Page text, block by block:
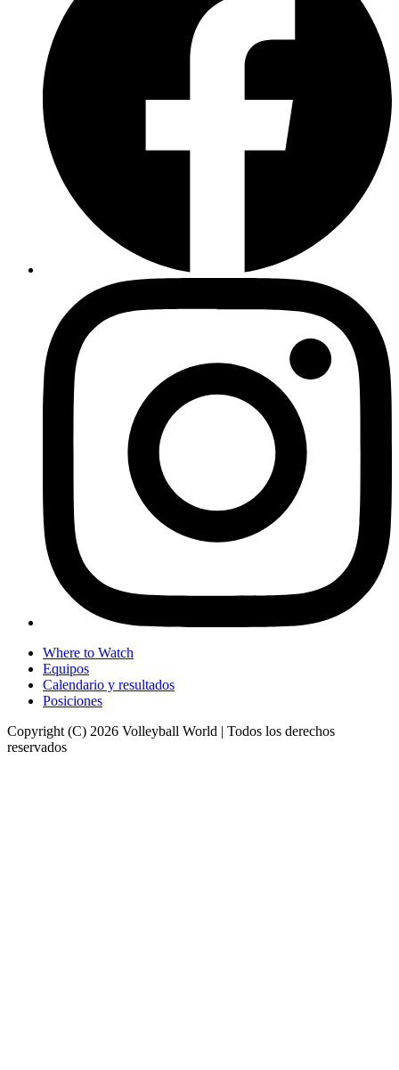
Where to Watch
Equipos
Calendario y resultados
Posiciones
Copyright (C) 2026 Volleyball World | Todos los derechos
reservados